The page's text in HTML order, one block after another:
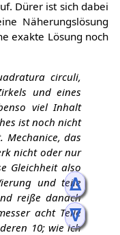
ᐃ
ᐁ
Dürer ist sich dabei
Näherungslösung
exakte Lösung noch
circuli,
und eines
viel Inhalt
ist noch nicht
Mechanice, das
nicht oder nur
Gleichheit also
und teile
reiße danach
acht Teile
10; wie ich